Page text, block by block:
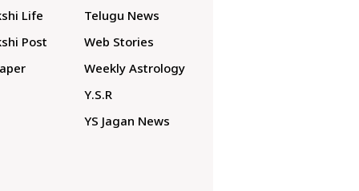
Life
Post
Telugu News
Web Stories
Weekly Astrology
Y.S.R
YS Jagan News